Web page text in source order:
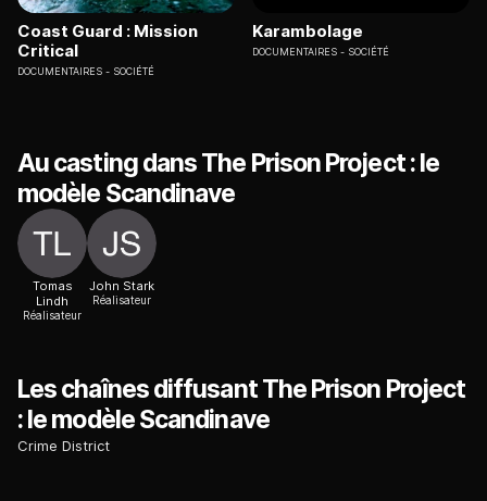
Coast Guard : Mission
Critical
DOCUMENTAIRES SOCIÉTÉ
Karambolage
DOCUMENTAIRES SOCIÉTÉ
Au casting dans The Prison Project : le
modèle Scandinave
Tomas
Lindh
Réalisateur
John Stark
Réalisateur
Les chaînes diffusant The Prison Project
: le modèle Scandinave
Crime District